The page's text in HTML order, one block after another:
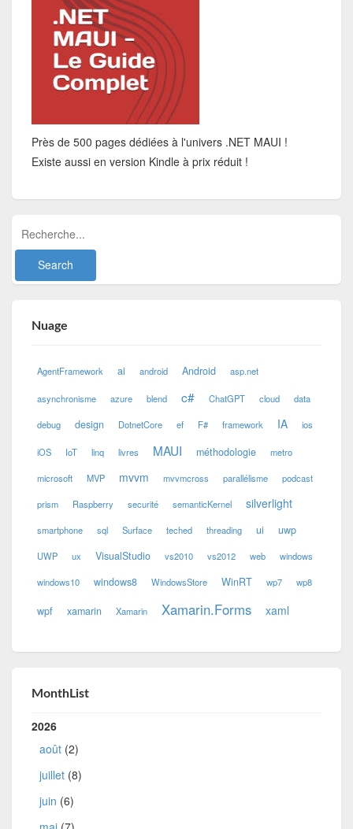
Près de 500 pages dédiées à l'univers .NET MAUI !
Existe aussi en version Kindle à prix réduit !
Nuage
AgentFramework ai android Android asp.net
asynchronisme azure blend c# ChatGPT cloud data
debug design DotnetCore ef F# framework IA ios
iOS IoT linq livres MAUI méthodologie metro
microsoft MVP mvvm mvvmcross parallélisme podcast
prism Raspberry securité semanticKernel silverlight
smartphone sql Surface teched threading ui uwp
UWP ux VisualStudio vs2010 vs2012 web windows
windows10 windows8 WindowsStore WinRT wp7 wp8
wpf xamarin Xamarin Xamarin.Forms xaml
MonthList
2026
août (2)
juillet (8)
juin (6)